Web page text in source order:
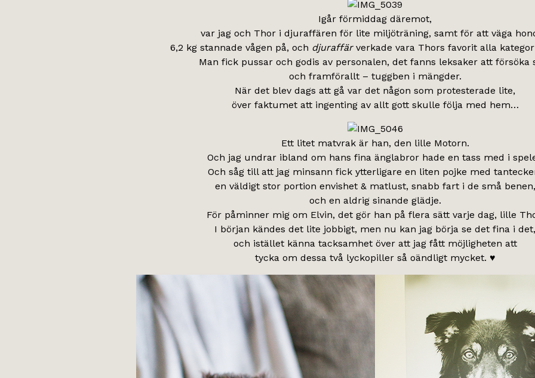
Igår förmiddag däremot,
var jag och Thor i djuraffären för lite miljöträning, samt för att väga
6,2 kg stannade vågen på, och djuraffärverkade vara Thors favorit alla
Man fick pussar och godis av personalen, det fanns leksaker att försöka
och framförallt – tuggben i mängder.
När det blev dags att gå var det någon som protesterade lite,
över faktumet att ingenting av allt gott skulle följa med hem…
Ett litet matvrak är han, den lille Motorn.
Och jag undrar ibland om hans fina änglabror hade en tass med i
Och såg till att jag minsann fick ytterligare en liten pojke med
en väldigt stor portion envishet & matlust, snabb fart i de små benen,
och en aldrig sinande glädje.
För påminner mig om Elvin, det gör han på flera sätt varje dag, lille
I början kändes det lite jobbigt, men nu kan jag börja se det fina i det,
och istället känna tacksamhet över att jag fått möjligheten att
tycka om dessa två lyckopiller så oändligt mycket. ♥